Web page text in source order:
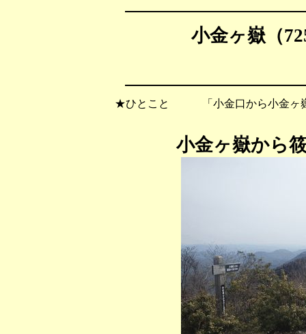
小金ヶ嶽（
★ひとこと 「小金口から小金ヶ嶽
小金ヶ嶽から